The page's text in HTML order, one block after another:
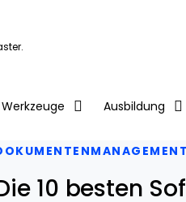
Werkzeuge Ausbildung
10 besten